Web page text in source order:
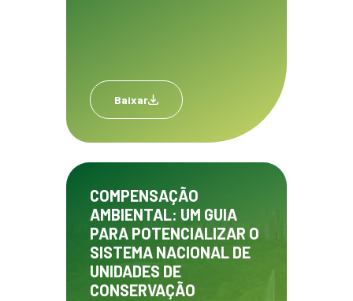
Baixar
COMPENSAÇÃO
AMBIENTAL: UM GUIA
PARA POTENCIALIZAR O
SISTEMA NACIONAL DE
UNIDADES DE
CONSERVAÇÃO